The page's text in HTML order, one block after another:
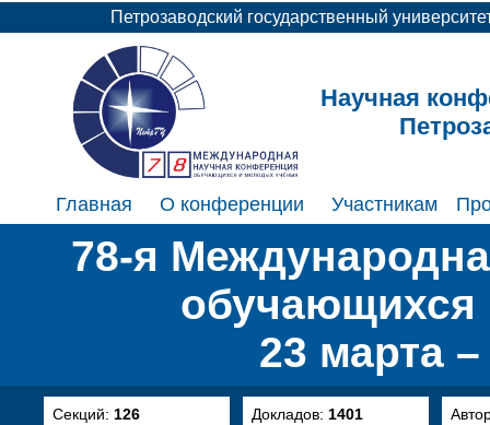
Петрозаводский государственный
Научная
Главная О конференции Участникам
78-я
23 марта
Секций: 126 Докладов: 1401